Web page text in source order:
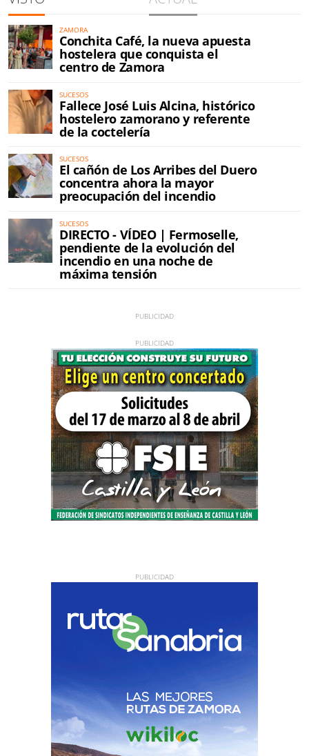
ZAMORA
Conchita Café, la nueva apuesta
hostelera que conquista el
centro de Zamora
SUCESOS
Fallece José Luis Alcina, histórico
hostelero zamorano y referente
de la coctelería
SUCESOS
El cañón de Los Arribes del Duero
concentra ahora la mayor
preocupación del incendio
SUCESOS
DIRECTO - VÍDEO | Fermoselle,
pendiente de la evolución del
incendio en una noche de
máxima tensión